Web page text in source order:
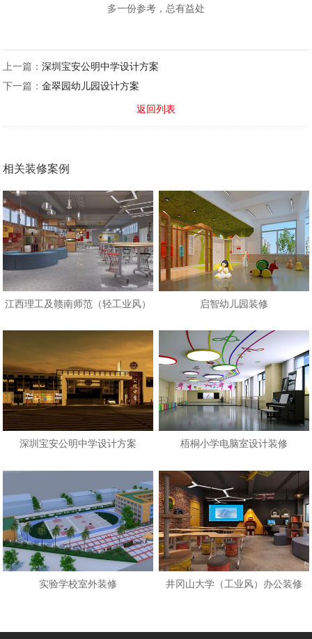
多一份参考，总有益处
上一篇：深圳宝安公明中学设计方案
下一篇：金翠园幼儿园设计方案
返回列表
相关装修案例
江西理工及赣南师范（轻工业风） 启智幼儿园装修
深圳宝安公明中学设计方案 梧桐小学电脑室设计装修
实验学校室外装修 井冈山大学（工业风）办公装修